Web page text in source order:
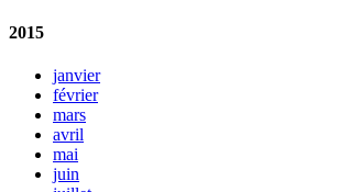
2015
janvier
février
mars
avril
mai
juin